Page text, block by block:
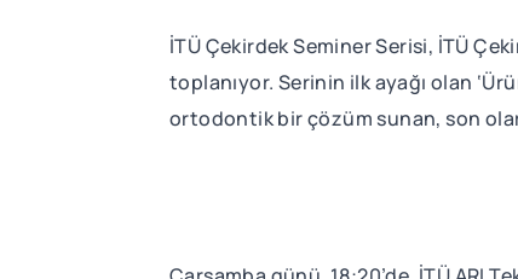
İTÜ Çekirdek Seminer Serisi, İTÜ
toplanıyor. Serinin ilk ayağı olan
ortodontik bir çözüm sunan, son